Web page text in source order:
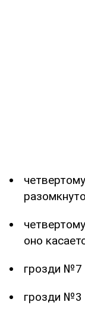
оно
грозди №7
грозди №3